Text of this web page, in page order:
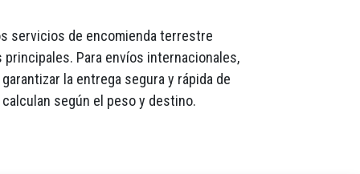
servicios de encomienda terrestre
Para envíos internacionales,
la entrega segura y rápida de
según el peso y destino.